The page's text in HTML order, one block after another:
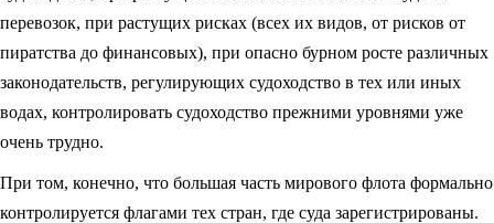
перевозок, при растущих рисках (всех их видов, от рисков от
пиратства до финансовых), при опасно бурном росте различных
законодательств, регулирующих судоходство в тех или иных
водах, контролировать судоходство прежними уровнями уже
очень трудно.
При том, конечно, что большая часть мирового флота формально
контролируется флагами тех стран, где суда зарегистрированы.